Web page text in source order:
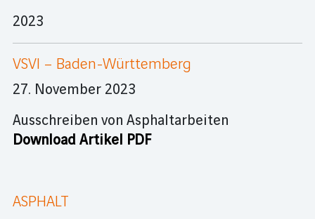
2023
VSVI – Baden-Württemberg
27. November 2023
Ausschreiben von Asphaltarbeiten
Download Artikel PDF
ASPHALT